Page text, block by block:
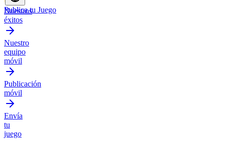
Publica tu Juego
Nuestros
éxitos
Nuestro
equipo
móvil
Publicación
móvil
Envía
tu
juego